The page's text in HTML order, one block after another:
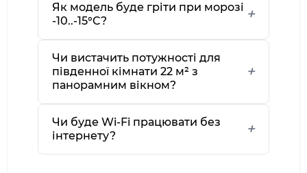
Як модель буде гріти при морозі
-10..-15°C?
Чи вистачить потужності для
південної кімнати 22 м² з
панорамним вікном?
Чи буде Wi-Fi працювати без
інтернету?